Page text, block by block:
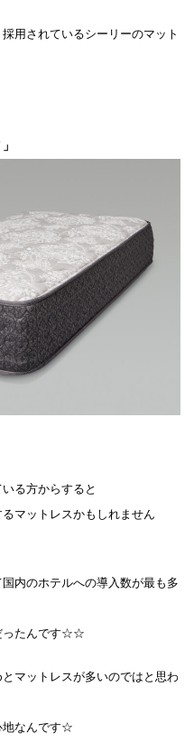
用されているシーリーのマット
る方からすると
マットレスかもしれません
内のホテルへの導入数が最も多
ったんです☆☆
マットレスが多いのではと思わ
地なんです☆
NEWS